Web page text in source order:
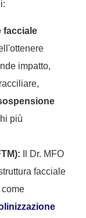
facciale
impatto,
più
Il Dr. MFO
facciale
come